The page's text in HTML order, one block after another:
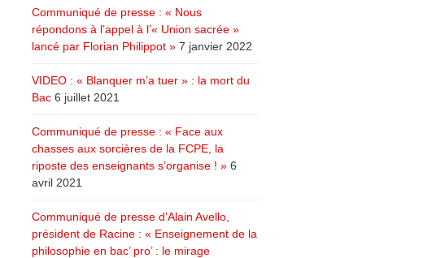
Communiqué de presse : « Nous
répondons à l’appel à l’« Union sacrée »
lancé par Florian Philippot » 7 janvier 2022
VIDEO : « Blanquer m’a tuer » : la mort du
Bac 6 juillet 2021
Communiqué de presse : « Face aux
chasses aux sorcières de la FCPE, la
riposte des enseignants s’organise ! » 6
avril 2021
Communiqué de presse d’Alain Avello,
président de Racine : « Enseignement de la
philosophie en bac’ pro’ : le mirage